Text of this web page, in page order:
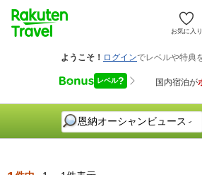
お気に入り